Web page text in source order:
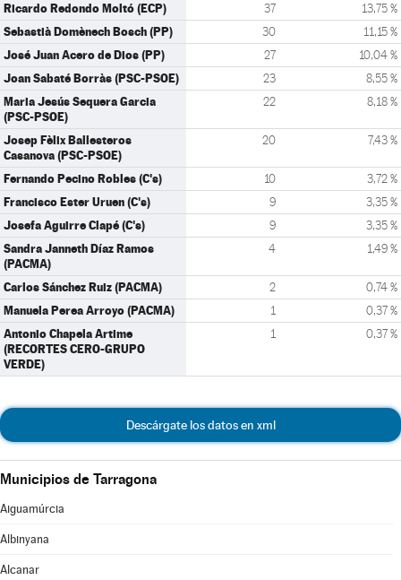
Ricardo Redondo Moltó (ECP) 37 13,75 %
Sebastià Domènech Bosch (PP) 30 11,15 %
José Juan Acero de Dios (PP) 27 10,04 %
Joan Sabaté Borràs (PSC-PSOE) 23 8,55 %
Maria Jesús Sequera Garcia
(PSC-PSOE)
22 8,18 %
Josep Fèlix Ballesteros
Casanova (PSC-PSOE)
20 7,43 %
Fernando Pecino Robles (C's) 10 3,72 %
Francisco Ester Uruen (C's) 9 3,35 %
Josefa Aguirre Clapé (C's) 9 3,35 %
Sandra Janneth Díaz Ramos
(PACMA)
4 1,49 %
Carlos Sánchez Ruiz (PACMA) 2 0,74 %
Manuela Perea Arroyo (PACMA) 1 0,37 %
Antonio Chapela Artime
(RECORTES CERO-GRUPO
VERDE)
1 0,37 %
Descárgate los datos en xml
Municipios de Tarragona
Aiguamúrcia
Albinyana
Alcanar